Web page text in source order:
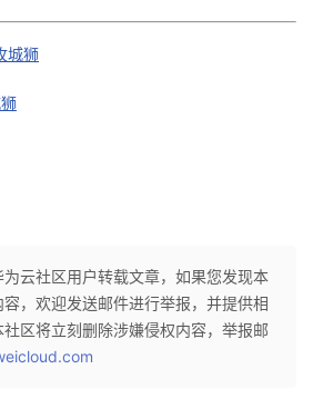
城狮
为云社区用户转载文章，如果您发现本
，欢迎发送邮件进行举报，并提供相
区将立刻删除涉嫌侵权内容，举报邮